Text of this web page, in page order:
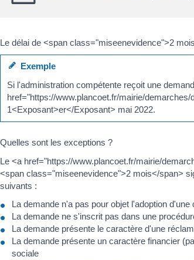
Le délai de <span class="miseenevidence">2
Exemple
Si l'administration compétente reçoit une
href="https://www.plancoet.fr/mairie/
1<Exposant>er</Exposant> mai 2022.
Quelles sont les exceptions ?
Le <a href="https://www.plancoet.fr/mairie/
<span class="miseenevidence">2 mois</span>
suivants :
La demande n'a pas pour objet l'adoption d'une
La demande ne s'inscrit pas dans une
La demande présente le caractère d'une
La demande présente un caractère financier
sociale